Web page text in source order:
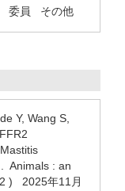
委員 その他
Y, Wang S,
Animals : an
) 2025年11月